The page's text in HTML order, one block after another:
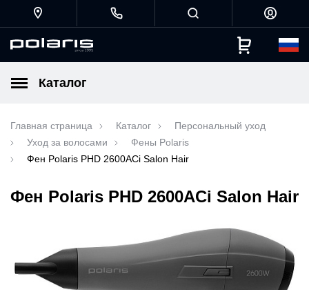
Каталог
Главная страница Каталог
Персональный уход
Уход за волосами
Фены Polaris
Фен Polaris PHD 2600AСi Salon Hair
Фен Polaris PHD 2600AСi Salon Hair